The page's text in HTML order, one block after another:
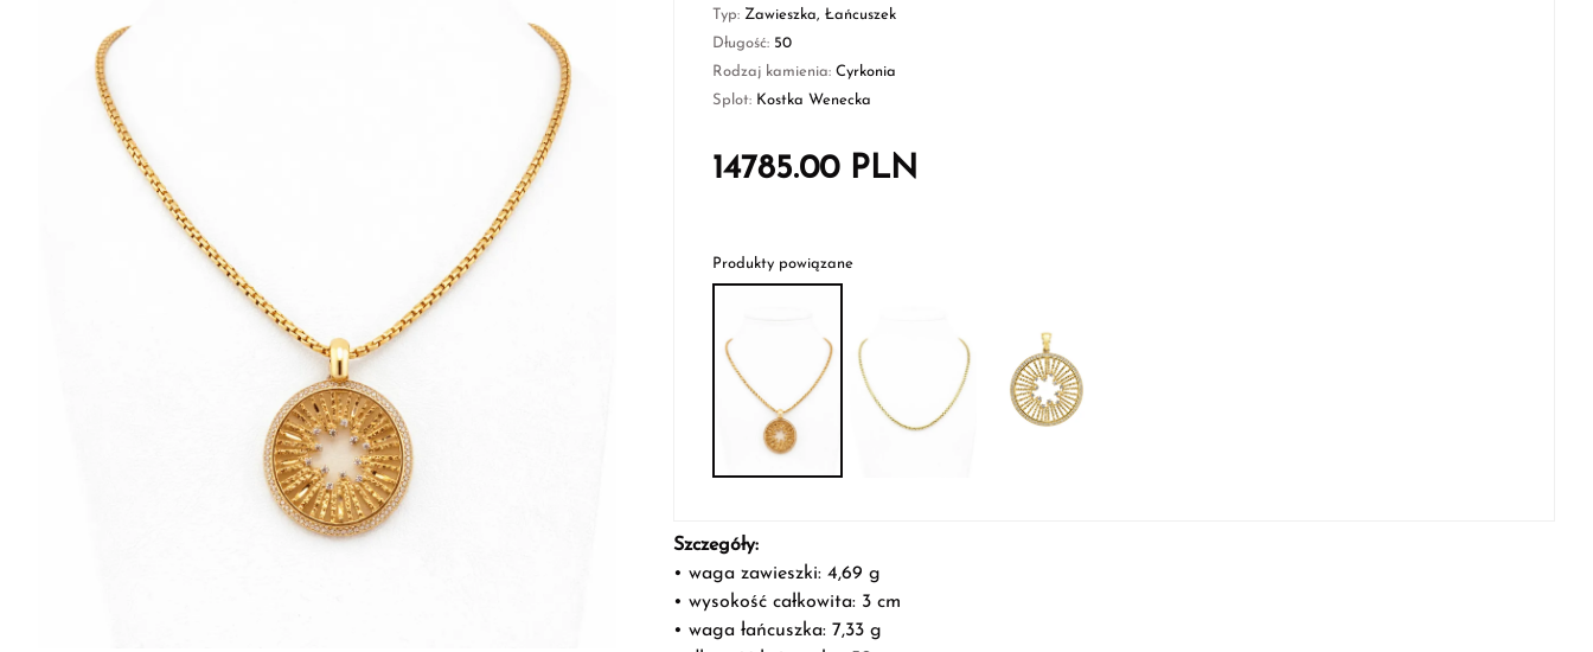
Typ: Zawieszka, Łańcuszek
Długość: 50
Rodzaj kamienia: Cyrkonia
Splot: Kostka Wenecka
14785.00PLN
Produkty powiązane
Szczegóły:
• waga zawieszki: 4,69 g
• wysokość całkowita: 3 cm
• waga łańcuszka: 7,33 g